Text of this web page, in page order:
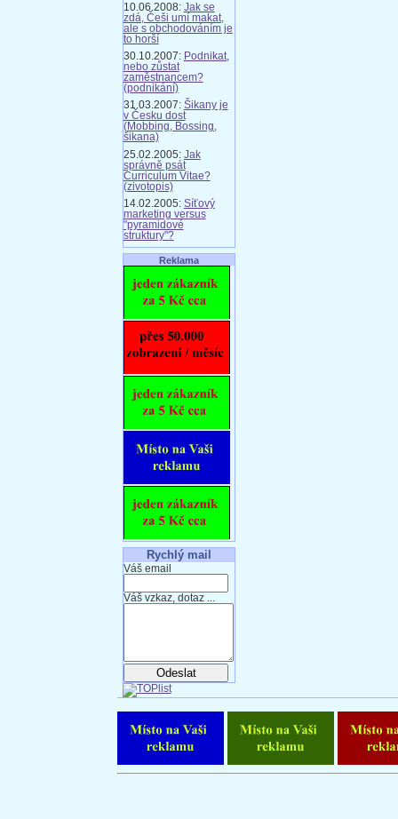
10.06.2008: Jak se
zdá, Češi umí makat,
ale s obchodováním je
to horší
30.10.2007: Podnikat,
nebo zůstat
zaměstnancem?
(podnikání)
31.03.2007: Šikany je
v Česku dost
(Mobbing, Bossing,
šikana)
25.02.2005: Jak
správně psát
Curriculum Vitae?
(zivotopis)
14.02.2005: Síťový
marketing versus
"pyramidové
struktury"?
Reklama
Rychlý mail
Váš email
Váš vzkaz, dotaz ...